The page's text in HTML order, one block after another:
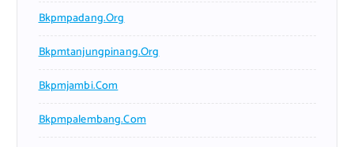
Bkpmpadang.org
Bkpmtanjungpinang.org
Bkpmjambi.com
Bkpmpalembang.com